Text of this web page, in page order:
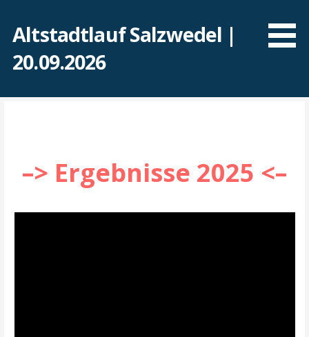
Inhalt
springen
Altstadtlauf Salzwedel |
20.09.2026
–> Ergebnisse 2025 <–